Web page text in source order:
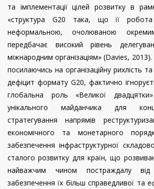
та імплементації цілей розвитку в
«структура G20 така, що її
неформальною, очолюваною
передбачає високий рівень
міжнародним організаціям» (Davies,
посилаючись на організаційну рихлість
дефіцит формату G20, фактично
глобальна роль «Великої
унікального майданчика для
стратегування напрямів
економічного та монетарного
забезпечення інфраструктурної
сталого розвитку для країн, що
найважчим чином постраждалу від
забезпечення їх більш справедливої та